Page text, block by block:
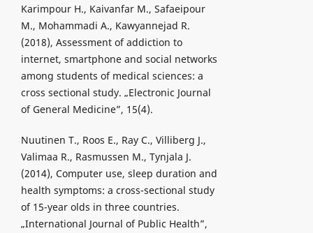
Karimpour H., Kaivanfar M., Safaeipour
M., Mohammadi A., Kawyannejad R.
(2018), Assessment of addiction to
internet, smartphone and social networks
among students of medical sciences: a
cross sectional study. „Electronic Journal
of General Medicine”, 15(4).
Nuutinen T., Roos E., Ray C., Villiberg J.,
Valimaa R., Rasmussen M., Tynjala J.
(2014), Computer use, sleep duration and
health symptoms: a cross-sectional study
of 15-year olds in three countries.
„International Journal of Public Health”,